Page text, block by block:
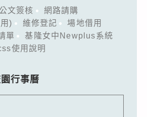
公文簽核
網路請購
)
維修登記
場地借用
單
基隆女中Newplus系統
使用說明
行事曆